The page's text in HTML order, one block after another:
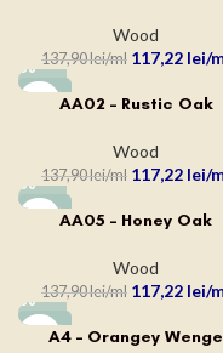
Wood
137,90lei 117,22 lei
-15%AA02 – Rustic Oak
Wood
137,90lei 117,22 lei
-15%AA05 – Honey Oak
Wood
137,90lei 117,22 lei
-15%A4 – Orangey Wenge